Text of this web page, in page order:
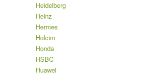
Heidelberg
Heinz
Hermes
Holcim
Honda
HSBC
Huawei